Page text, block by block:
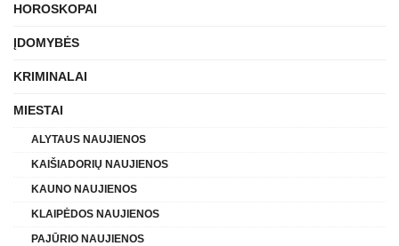
HOROSKOPAI
ĮDOMYBĖS
KRIMINALAI
MIESTAI
ALYTAUS NAUJIENOS
KAIŠIADORIŲ NAUJIENOS
KAUNO NAUJIENOS
KLAIPĖDOS NAUJIENOS
PAJŪRIO NAUJIENOS